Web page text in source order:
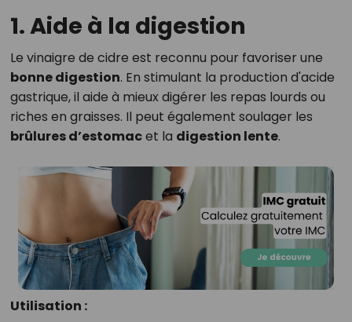
1. Aide à la digestion
Le vinaigre de cidre est reconnu pour favoriser une
bonne digestion. En stimulant la production d'acide
gastrique, il aide à mieux digérer les repas lourds ou
riches en graisses. Il peut également soulager les
brûlures d’estomacet la digestion lente.
Utilisation :